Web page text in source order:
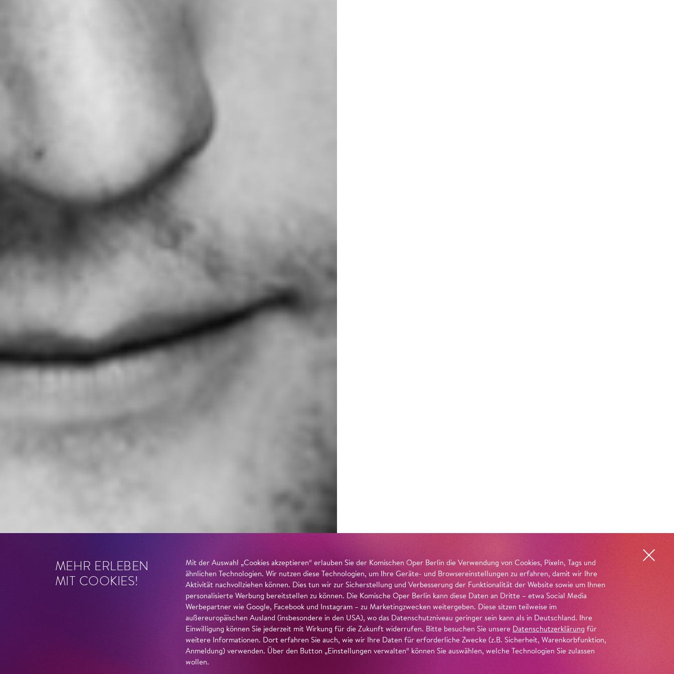
MEHR ERLEBEN
MIT COOKIES!
Mit der Auswahl „Cookies akzeptieren“ erlauben Sie der Komischen Oper Berlin die Verwendung von Cookies, Pixeln, Tags und
ähnlichen Technologien. Wir nutzen diese Technologien, um Ihre Geräte- und Browsereinstellungen zu erfahren, damit wir Ihre
Aktivität nachvollziehen können. Dies tun wir zur Sicherstellung und Verbesserung der Funktionalität der Website sowie um Ihnen
personalisierte Werbung bereitstellen zu können. Die Komische Oper Berlin kann diese Daten an Dritte – etwa Social Media
Werbepartner wie Google, Facebook und Instagram – zu Marketingzwecken weitergeben. Diese sitzen teilweise im
außereuropäischen Ausland (insbesondere in den USA), wo das Datenschutzniveau geringer sein kann als in Deutschland. Ihre
Einwilligung können Sie jederzeit mit Wirkung für die Zukunft widerrufen. Bitte besuchen Sie unsere Datenschutzerklärung für
weitere Informationen. Dort erfahren Sie auch, wie wir Ihre Daten für erforderliche Zwecke (z.B. Sicherheit, Warenkorbfunktion,
Anmeldung) verwenden. Über den Button „Einstellungen verwalten“ können Sie auswählen, welche Technologien Sie zulassen
wollen.